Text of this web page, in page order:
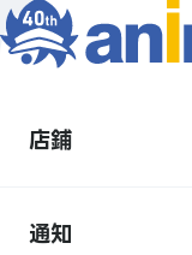
店鋪
通知